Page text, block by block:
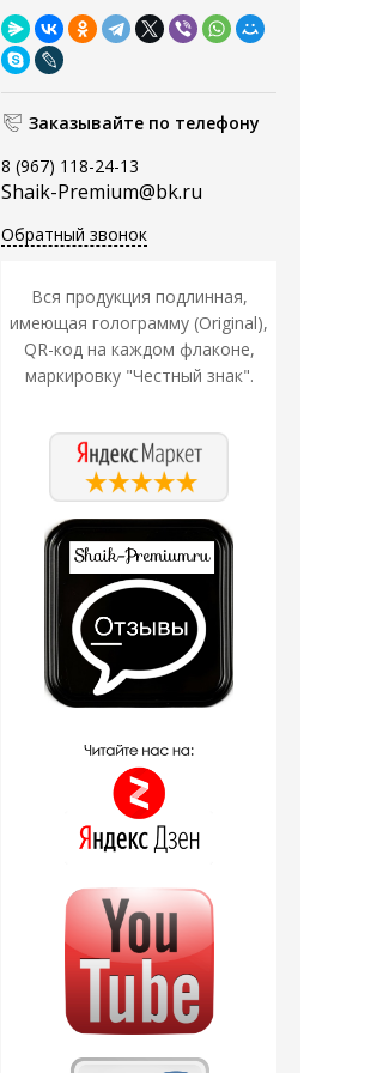
Заказывайте по телефону
8 (967) 118-24-13
Shaik-Premium@bk.ru
Обратный звонок
Вся продукция подлинная,
имеющая голограмму (Original),
QR-код на каждом флаконе,
маркировку "Честный знак".